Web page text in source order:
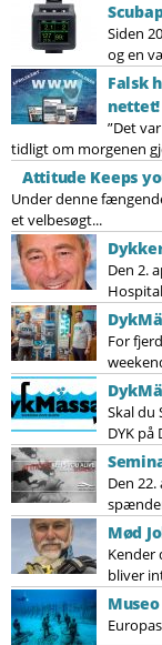
Siden
og en
Falsk
nettet!
”Det
tidligt om morgenen
Attitude Keeps
Under denne
et velbesøgt...
Den 2.
For
Skal du
DYK på
Den
Mød
Kender
bliver